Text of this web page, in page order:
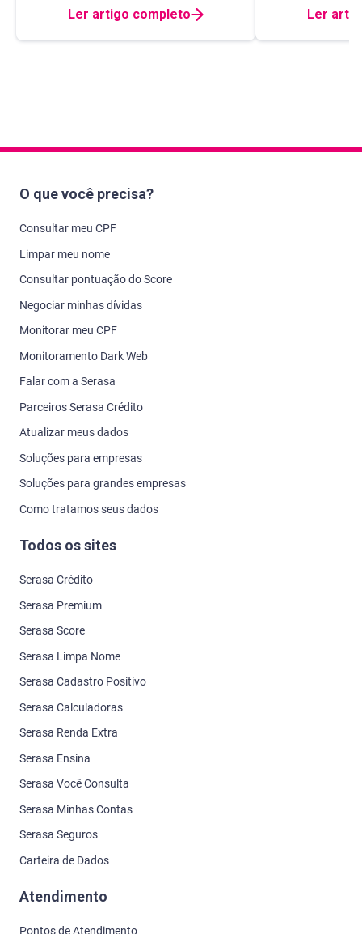
Ler artigo completo Ler
O que você precisa?
Consultar meu CPF
Limpar meu nome
Consultar pontuação do Score
Negociar minhas dívidas
Monitorar meu CPF
Monitoramento Dark Web
Falar com a Serasa
Parceiros Serasa Crédito
Atualizar meus dados
Soluções para empresas
Soluções para grandes empresas
Como tratamos seus dados
Todos os sites
Serasa Crédito
Serasa Premium
Serasa Score
Serasa Limpa Nome
Serasa Cadastro Positivo
Serasa Calculadoras
Serasa Renda Extra
Serasa Ensina
Serasa Você Consulta
Serasa Minhas Contas
Serasa Seguros
Carteira de Dados
Atendimento
Pontos de Atendimento